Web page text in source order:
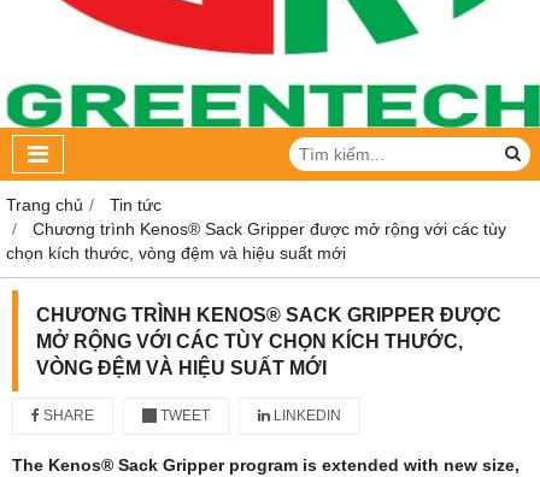
Trang chủ
Tin tức
Chương trình Kenos® Sack Gripper được mở rộng với các tùy
chọn kích thước, vòng đệm và hiệu suất mới
CHƯƠNG TRÌNH KENOS® SACK GRIPPER ĐƯỢC
MỞ RỘNG VỚI CÁC TÙY CHỌN KÍCH THƯỚC,
VÒNG ĐỆM VÀ HIỆU SUẤT MỚI
SHARE TWEET LINKEDIN
The Kenos® Sack Gripper program is extended with new size,